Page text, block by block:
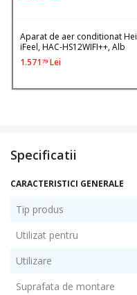
Aparat de aer conditionat
iFeel, HAC-HS12WIFI++, Alb
1.571 79 Lei
Specificatii
CARACTERISTICI GENERALE
Tip produs
Utilizat pentru
Utilizare
Suprafata de montare